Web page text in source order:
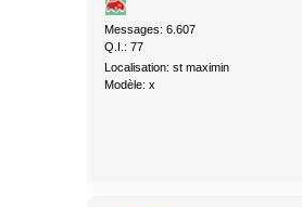
Messages: 6.607
Q.I.: 77
Localisation: st maximin
Modèle: x